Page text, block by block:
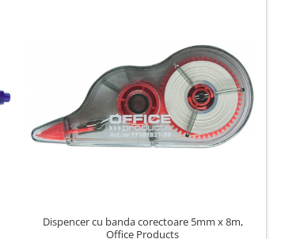
Dispencer cu banda corectoare 5mm x 8m,
Office Products